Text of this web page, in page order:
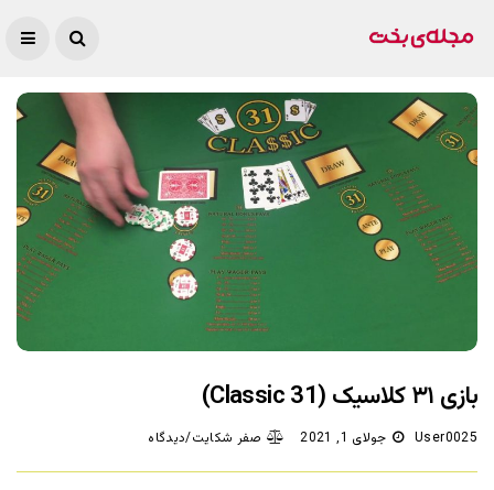
بازی ۳۱ کلاسیک (Classic 31)
User0025 جولای 1, 2021 صفر شکایت/دیدگاه